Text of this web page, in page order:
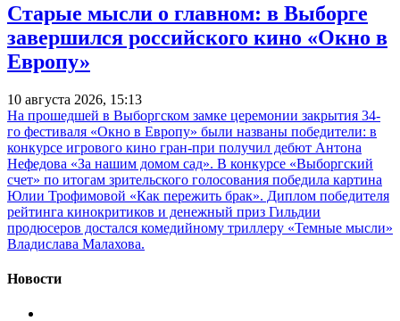
Старые мысли о главном: в Выборге
завершился российского кино «Окно в
Европу»
10 августа 2026, 15:13
На прошедшей в Выборгском замке церемонии закрытия 34-
го фестиваля «Окно в Европу» были названы победители: в
конкурсе игрового кино гран-при получил дебют Антона
Нефедова «За нашим домом сад». В конкурсе «Выборгский
счет» по итогам зрительского голосования победила картина
Юлии Трофимовой «Как пережить брак». Диплом победителя
рейтинга кинокритиков и денежный приз Гильдии
продюсеров достался комедийному триллеру «Темные мысли»
Владислава Малахова.
Новости